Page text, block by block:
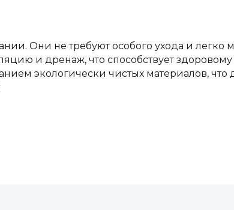
Они не требуют особого ухода и легко
и дренаж, что способствует
экологически чистых материалов, что